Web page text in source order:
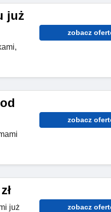
już
zobacz
zobacz
już
zobacz